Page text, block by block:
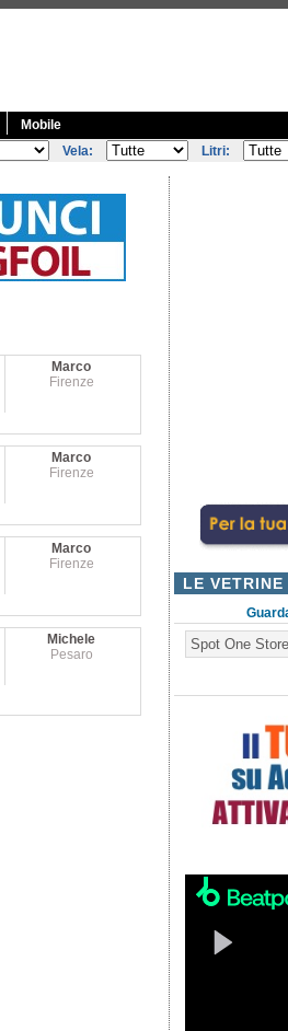
Mobile
Vela: Litri:
Marco
Firenze
Marco
Firenze
Marco
Firenze
Michele
Pesaro
LE VETRINE
Spot One Store